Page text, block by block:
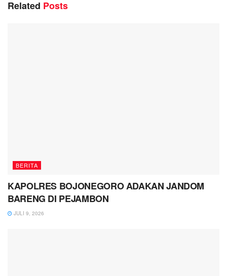
Related Posts
BERITA
KAPOLRES BOJONEGORO ADAKAN JANDOM
BARENG DI PEJAMBON
JULI 9, 2026